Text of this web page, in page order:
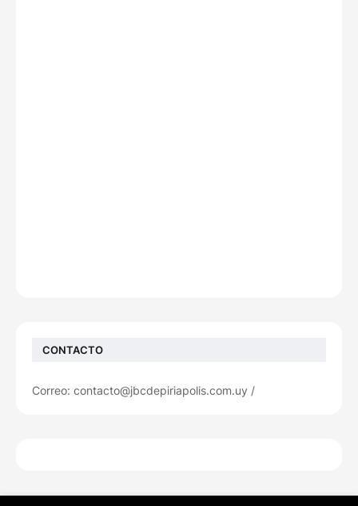
CONTACTO
Correo: contacto@jbcdepiriapolis.com.uy /